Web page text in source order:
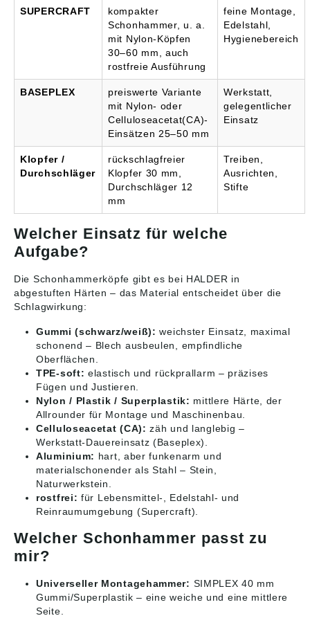
SUPERCRAFT
kompakter
Schonhammer, u. a.
mit Nylon-Köpfen
30–60 mm, auch
rostfreie Ausführung
feine Montage,
Edelstahl,
Hygienebereich
BASEPLEX
preiswerte Variante
mit Nylon- oder
Celluloseacetat(CA)-
Einsätzen 25–50 mm
Werkstatt,
gelegentlicher
Einsatz
Klopfer /
Durchschläger
rückschlagfreier
Klopfer 30 mm,
Durchschläger 12
mm
Treiben,
Ausrichten,
Stifte
Welcher Einsatz für welche
Aufgabe?
Die Schonhammerköpfe gibt es bei HALDER in
abgestuften Härten – das Material entscheidet über die
Schlagwirkung:
Gummi (schwarz/weiß): weichster Einsatz, maximal
schonend – Blech ausbeulen, empfindliche
Oberflächen.
TPE-soft: elastisch und rückprallarm – präzises
Fügen und Justieren.
Nylon / Plastik / Superplastik: mittlere Härte, der
Allrounder für Montage und Maschinenbau.
Celluloseacetat (CA): zäh und langlebig –
Werkstatt-Dauereinsatz (Baseplex).
Aluminium: hart, aber funkenarm und
materialschonender als Stahl – Stein,
Naturwerkstein.
rostfrei: für Lebensmittel-, Edelstahl- und
Reinraumumgebung (Supercraft).
Welcher Schonhammer passt zu
mir?
Universeller Montagehammer: SIMPLEX 40 mm
Gummi/Superplastik – eine weiche und eine mittlere
Seite.